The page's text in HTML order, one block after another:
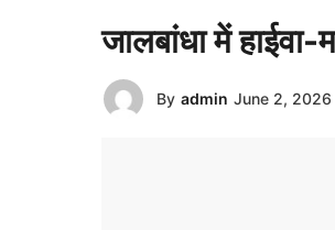
जालबांधा में
By admin June 2, 2026